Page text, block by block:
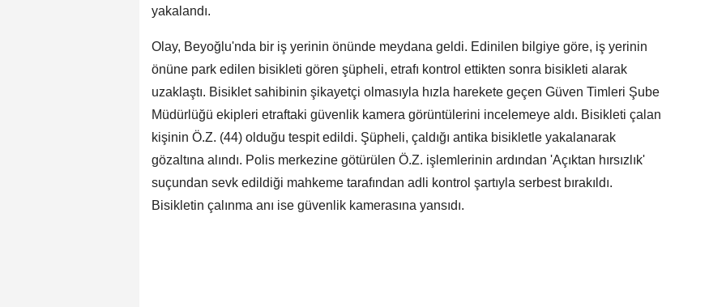
yakalandı.
Olay, Beyoğlu'nda bir iş yerinin önünde meydana geldi. Edinilen bilgiye göre, iş yerinin
önüne park edilen bisikleti gören şüpheli, etrafı kontrol ettikten sonra bisikleti alarak
uzaklaştı. Bisiklet sahibinin şikayetçi olmasıyla hızla harekete geçen Güven Timleri Şube
Müdürlüğü ekipleri etraftaki güvenlik kamera görüntülerini incelemeye aldı. Bisikleti çalan
kişinin Ö.Z. (44) olduğu tespit edildi. Şüpheli, çaldığı antika bisikletle yakalanarak
gözaltına alındı. Polis merkezine götürülen Ö.Z. işlemlerinin ardından 'Açıktan hırsızlık'
suçundan sevk edildiği mahkeme tarafından adli kontrol şartıyla serbest bırakıldı.
Bisikletin çalınma anı ise güvenlik kamerasına yansıdı.